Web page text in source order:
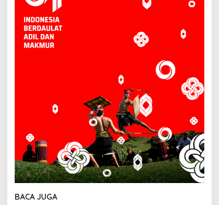
BACA JUGA